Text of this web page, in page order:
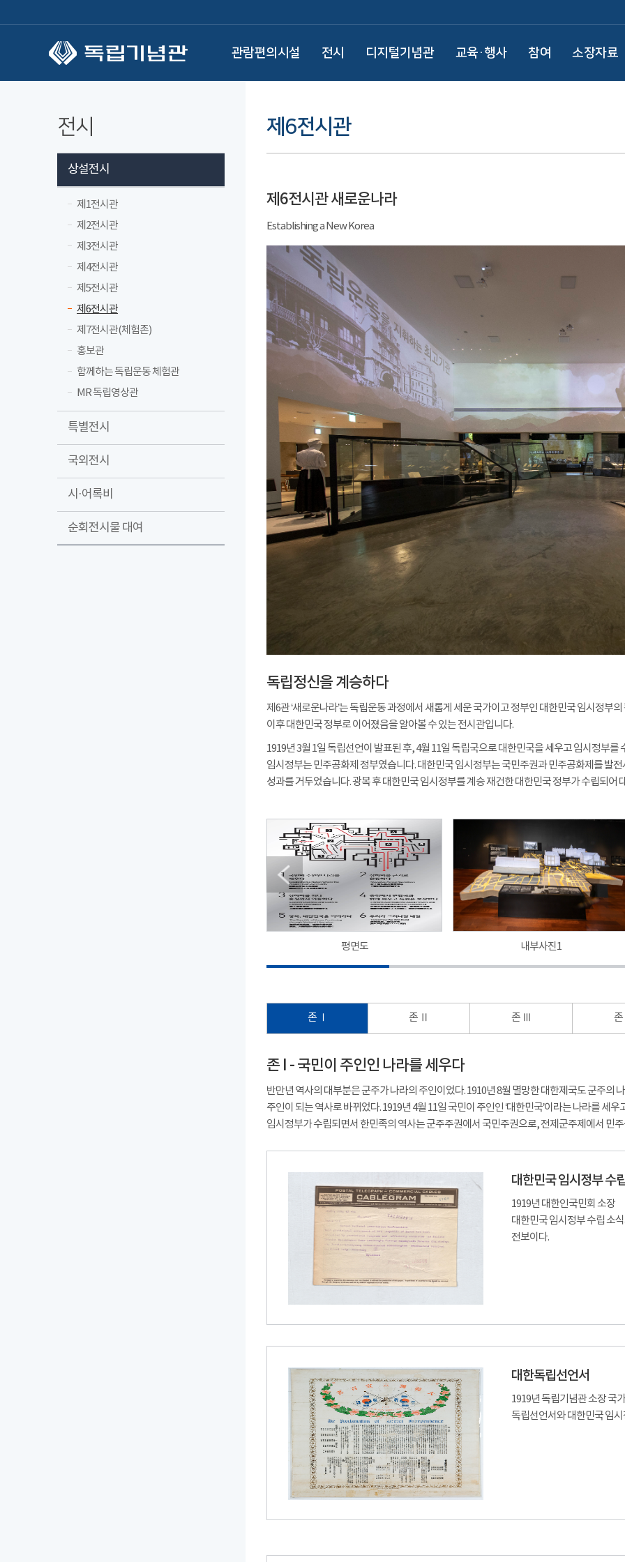
관람편의시설 전시 디지털기념관 교육·행사 참여 소장자료
전시
상설전시
제1전시관
제2전시관
제3전시관
제4전시관
제5전시관
제6전시관
제7전시관(체험존)
홍보관
함께하는 독립운동 체험관
MR 독립영상관
특별전시
국외전시
시·어록비
순회전시물 대여
제6전시관
제6전시관 새로운나라
Establishing a New Korea
독립정신을 계승하다
제6관 ‘새로운나라’는 독립운동 과정에서 새롭게 세운 국가이고 정부인 대한민국 임시정부
이후 대한민국 정부로 이어졌음을 알아볼 수 있는 전시관입니다.
1919년 3월 1일 독립선언이 발표된 후, 4월 11일 독립국으로 대한민국을 세우고 임시정부
임시정부는 민주공화제 정부였습니다. 대한민국 임시정부는 국민주권과 민주공화제를 발
성과를 거두었습니다. 광복 후 대한민국 임시정부를 계승 재건한 대한민국 정부가 수립되어
평면도 내부사진1
존 Ⅰ 존 Ⅱ 존 Ⅲ
존 I - 국민이 주인인 나라를 세우다
반만년 역사의 대부분은 군주가 나라의 주인이었다. 1910년 8월 멸망한 대한제국도 군주의
주인이 되는 역사로 바뀌었다. 1919년 4월 11일 국민이 주인인 ‘대한민국’이라는 나라를 세
임시정부가 수립되면서 한민족의 역사는 군주주권에서 국민주권으로, 전제군주제에서 민
대한민국 임시정부 수
1919년 대한인국민회 소장
대한민국 임시정부 수립 소
전보이다.
대한독립선언서
1919년 독립기념관 소장 국
독립선언서와 대한민국 임